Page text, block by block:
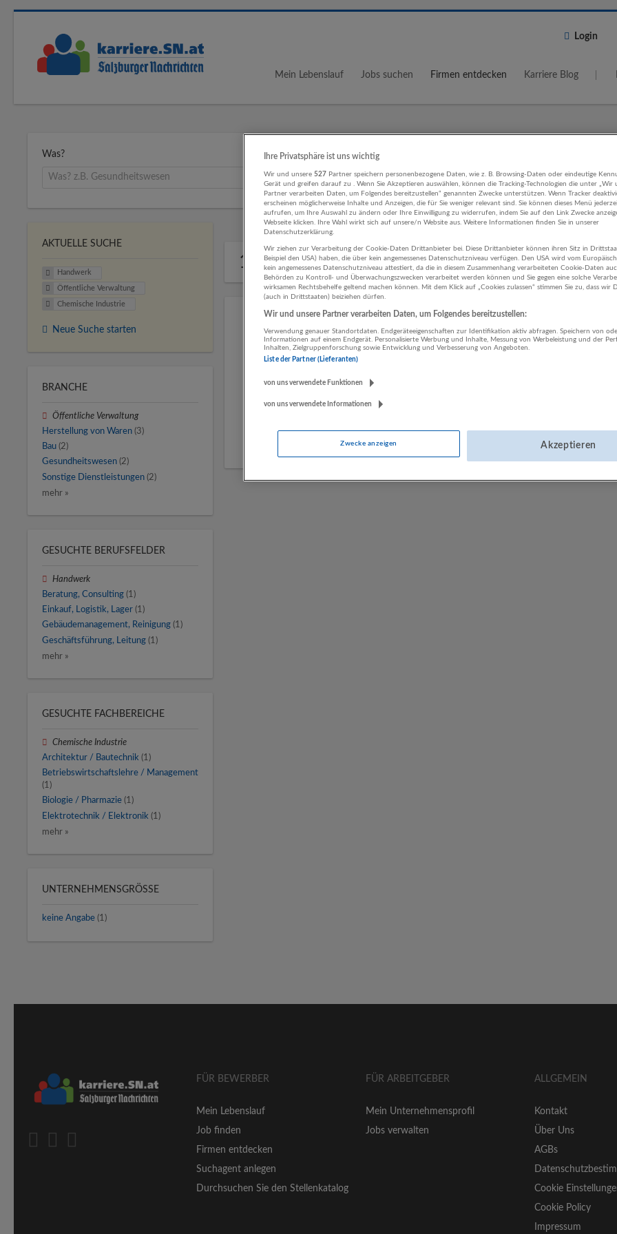
Login
Mein Lebenslauf Jobs suchen Firmen entdecken Karriere Blog
Was? Wo?
5 km
1 Handwerk Öffentliche Verwaltung
Bergheim bei Salzburg
Bau | Beherbergung und Gastronomie | Einzelhandel |
Gesundheitswesen | Herstellung von Waren | IT-Dienstleistungen |
Werbung und Marktforschung
AKTUELLE SUCHE
Handwerk
Öffentliche Verwaltung
Chemische Industrie
Neue Suche starten
BRANCHE
Öffentliche Verwaltung
Herstellung von Waren (3)
Bau (2)
Gesundheitswesen (2)
Sonstige Dienstleistungen (2)
mehr »
GESUCHTE BERUFSFELDER
Handwerk
Beratung, Consulting (1)
Einkauf, Logistik, Lager (1)
Gebäudemanagement, Reinigung (1)
Geschäftsführung, Leitung (1)
mehr »
GESUCHTE FACHBEREICHE
Chemische Industrie
Architektur / Bautechnik (1)
Betriebswirtschaftslehre / Management
(1)
Biologie / Pharmazie (1)
Elektrotechnik / Elektronik (1)
mehr »
UNTERNEHMENSGRÖSSE
keine Angabe (1)
FÜR BEWERBER
Mein Lebenslauf
Job finden
Firmen entdecken
Suchagent anlegen
Durchsuchen Sie den Stellenkatalog
FÜR ARBEITGEBER
Mein Unternehmensprofil
Jobs verwalten
ALLGEMEIN
Kontakt
Über Uns
AGBs
Cookie
Cookie Policy
Impressum
Ihre Privatsphäre ist uns wichtig
Wir und unsere 527 Partner speichern personenbezogene Daten, wie z. B. Browsing-Daten oder eindeutige
Gerät und greifen darauf zu . Wenn Sie Akzeptieren auswählen, können die Tracking-Technologien die unter „Wir
Partner verarbeiten Daten, um Folgendes bereitzustellen“ genannten Zwecke unterstützen. Wenn Tracker
erscheinen möglicherweise Inhalte und Anzeigen, die für Sie weniger relevant sind. Sie können dieses Menü
aufrufen, um Ihre Auswahl zu ändern oder Ihre Einwilligung zu widerrufen, indem Sie auf den Link Zwecke
Webseite klicken. Ihre Wahl wirkt sich auf unsere/n Website aus. Weitere Informationen finden Sie in unserer
Datenschutzerklärung.
Wir ziehen zur Verarbeitung der Cookie-Daten Drittanbieter bei. Diese Drittanbieter können ihren Sitz in
Beispiel den USA) haben, die über kein angemessenes Datenschutzniveau verfügen. Den USA wird vom
kein angemessenes Datenschutzniveau attestiert, da die in diesem Zusammenhang verarbeiteten Cookie-Daten
Behörden zu Kontroll- und Überwachungszwecken verarbeitet werden können und Sie gegen eine solche
wirksamen Rechtsbehelfe geltend machen können. Mit dem Klick auf „Cookies zulassen“ stimmen Sie zu, dass wir
(auch in Drittstaaten) beiziehen dürfen.
Wir und unsere Partner verarbeiten Daten, um Folgendes bereitzustellen:
Verwendung genauer Standortdaten. Endgeräteeigenschaften zur Identifikation aktiv abfragen. Speichern von
Informationen auf einem Endgerät. Personalisierte Werbung und Inhalte, Messung von Werbeleistung und der
Inhalten, Zielgruppenforschung sowie Entwicklung und Verbesserung von Angeboten.
Liste der Partner (Lieferanten)
von uns verwendete Funktionen
von uns verwendete Informationen
Zwecke anzeigen Akzeptieren